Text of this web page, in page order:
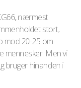
nærmest
stort,
mod 20-25 om
mennesker. Men vi
bruger hinanden i